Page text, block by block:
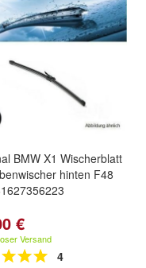
BMW X1 Wischerblatt
hinten F48
€
Versand
4